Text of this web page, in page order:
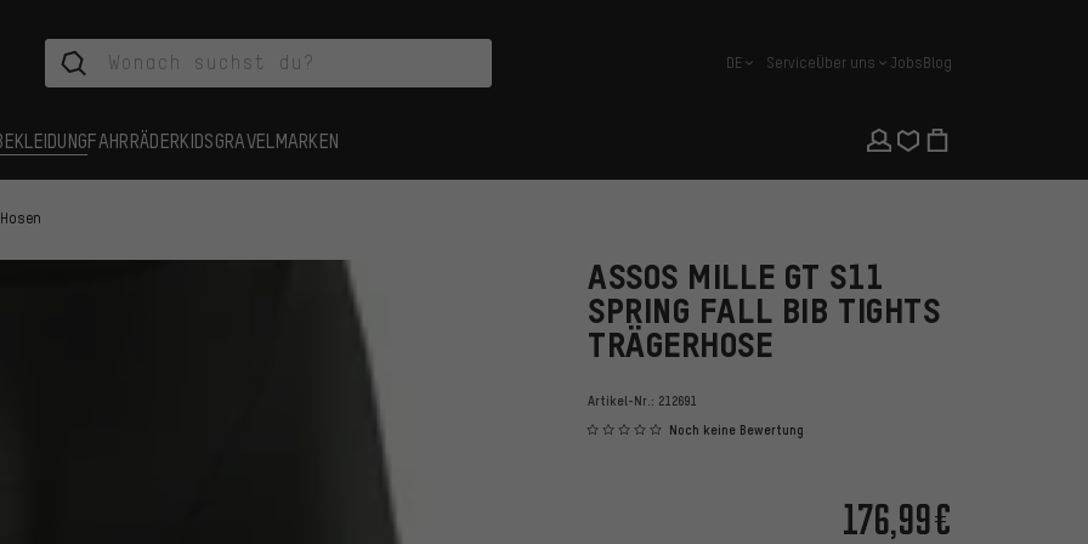
Deutsch
DE ServiceÜber uns JobsBlog
FAHRRÄDERKIDSGRAVEL MARKEN
ASSOS MILLE GT S11
SPRING FALL BIB TIGHTS
TRÄGERHOSE
Artikel-Nr.: 212691
Noch keine Bewertung
176,99€